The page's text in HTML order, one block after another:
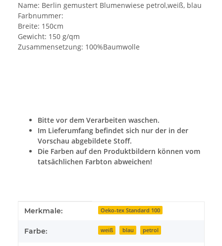
Name: Berlin gemustert Blumenwiese petrol,weiß, blau
Farbnummer:
Breite: 150cm
Gewicht: 150 g/qm
Zusammensetzung: 100%Baumwolle
Bitte vor dem Verarbeiten waschen.
Im Lieferumfang befindet sich nur der in der
Vorschau abgebildete Stoff.
Die Farben auf den Produktbildern können vom
tatsächlichen Farbton abweichen!
Produkteigenschaft
Wert
Merkmale: Oeko-tex Standard 100
Farbe: weiß blau petrol